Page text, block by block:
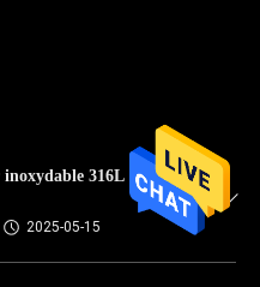
316L pour
2025-05-15